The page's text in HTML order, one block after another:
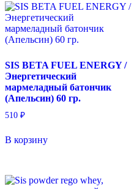
SIS BETA FUEL ENERGY /
Энергетический
мармеладный батончик
(Апельсин) 60 гр.
510 ₽
В корзину